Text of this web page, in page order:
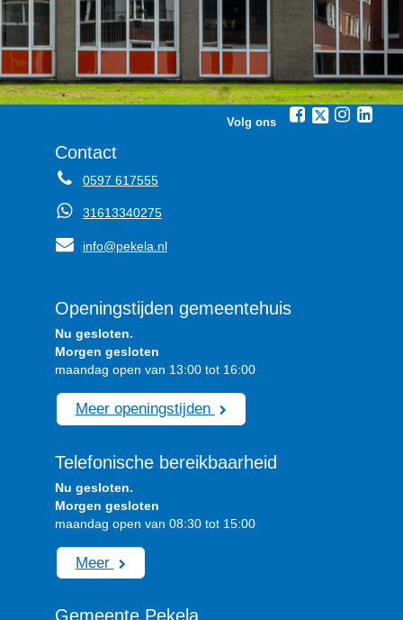
Volg ons
Contact
0597 617555
31613340275
info@pekela.nl
Openingstijden gemeentehuis
Nu gesloten.
Morgen gesloten
maandag open van 13:00 tot 16:00
Meer openingstijden
Telefonische bereikbaarheid
Nu gesloten.
Morgen gesloten
maandag open van 08:30 tot 15:00
Meer
Gemeente Pekela